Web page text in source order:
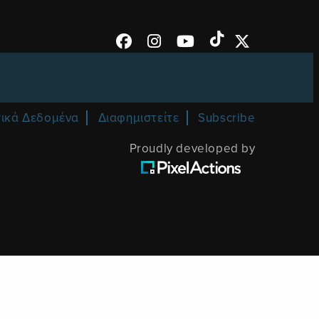
Δεδομένα Διαφημιστείτε Subscribe
Proudly developed by